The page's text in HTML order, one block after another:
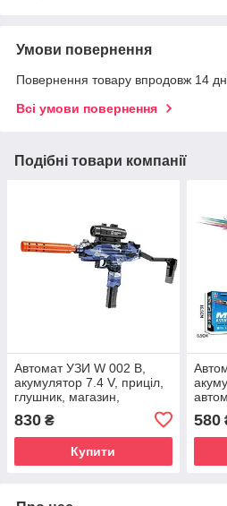
Умови повернення
Повернення товару впродовж 14
Всі умови повернення
Подібні товари компанії
Автомат УЗИ W 002 B,
акумулятор 7.4 V, приціл,
глушник, магазин,
розкладна ручка, окуляри,
орбізи
830 ₴
Купити
580